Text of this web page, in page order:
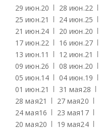
29 июн.20 28 июн.22
25 июн.21 24 июн.25
21 июн.24 20 июн.20
17 июн.22 16 июн.27
13 июн.11 12 июн.21
09 июн.26 08 июн.20
05 июн.14 04 июн.19
01 июн.21 31 мая28
28 мая21 27 мая20
24 мая16 23 мая17
20 мая20 19 мая24